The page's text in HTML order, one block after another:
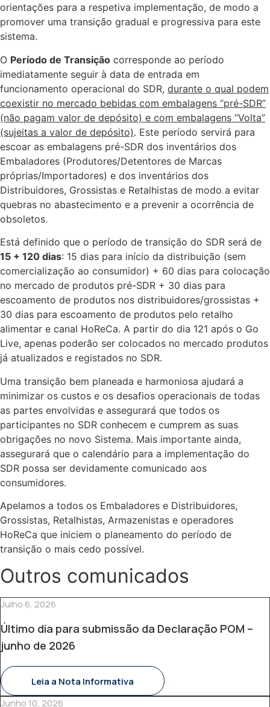
orientações para a respetiva implementação, de modo a
promover uma transição gradual e progressiva para este
sistema.
O Período de Transição corresponde ao período
imediatamente seguir à data de entrada em
funcionamento operacional do SDR, durante o qual podem
coexistir no mercado bebidas com embalagens “pré-SDR”
(não pagam valor de depósito) e com embalagens “Volta”
(sujeitas a valor de depósito). Este período servirá para
escoar as embalagens pré-SDR dos inventários dos
Embaladores (Produtores/Detentores de Marcas
próprias/Importadores) e dos inventários dos
Distribuidores, Grossistas e Retalhistas de modo a evitar
quebras no abastecimento e a prevenir a ocorrência de
obsoletos.
Está definido que o período de transição do SDR será de
15 + 120 dias: 15 dias para início da distribuição (sem
comercialização ao consumidor) + 60 dias para colocação
no mercado de produtos pré-SDR + 30 dias para
escoamento de produtos nos distribuidores/grossistas +
30 dias para escoamento de produtos pelo retalho
alimentar e canal HoReCa. A partir do dia 121 após o Go
Live, apenas poderão ser colocados no mercado produtos
já atualizados e registados no SDR.
Uma transição bem planeada e harmoniosa ajudará a
minimizar os custos e os desafios operacionais de todas
as partes envolvidas e assegurará que todos os
participantes no SDR conhecem e cumprem as suas
obrigações no novo Sistema. Mais importante ainda,
assegurará que o calendário para a implementação do
SDR possa ser devidamente comunicado aos
consumidores.
Apelamos a todos os Embaladores e Distribuidores,
Grossistas, Retalhistas, Armazenistas e operadores
HoReCa que iniciem o planeamento do período de
transição o mais cedo possível.
Outros comunicados
Julho 6, 2026
Último dia para submissão da Declaração POM –
junho de 2026
Leia a Nota Informativa
Junho 10, 2026